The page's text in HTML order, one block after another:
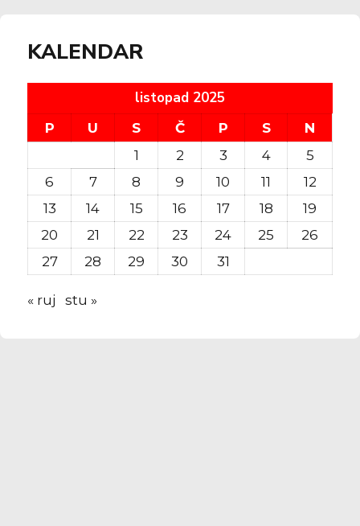
KALENDAR
listopad 2025
P U S Č P S
N
1
2 3 4
5
6
7 8 9 10 11
12
13
14 15 16 17 18
19
20
21 22 23 24 25
26
27
28 29 30 31
« ruj stu »